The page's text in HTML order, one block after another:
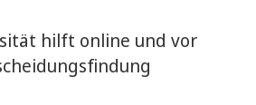
hilft online und vor